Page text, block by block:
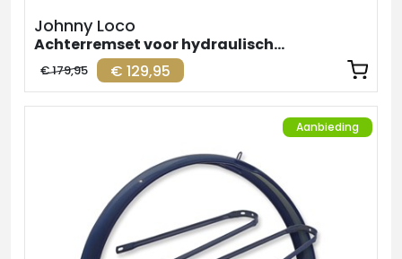
Johnny Loco
Achterremset voor hydraulische remmen
€ 129,95
€ 179,95
Aanbieding